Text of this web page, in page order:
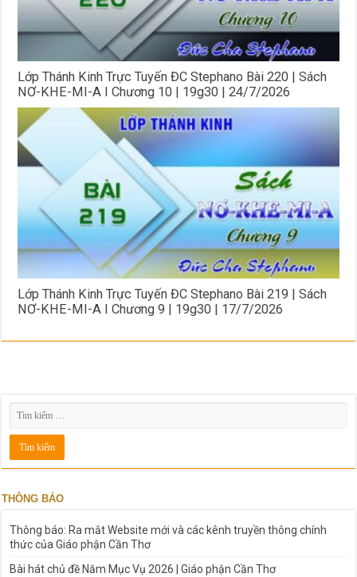
Lớp Thánh Kinh Trực Tuyến ĐC Stephano Bài 220 | Sách
NƠ-KHE-MI-A I Chương 10 | 19g30 | 24/7/2026
Lớp Thánh Kinh Trực Tuyến ĐC Stephano Bài 219 | Sách
NƠ-KHE-MI-A I Chương 9 | 19g30 | 17/7/2026
THÔNG BÁO
Thông báo: Ra mắt Website mới và các kênh truyền thông chính
thức của Giáo phận Cần Thơ
Bài hát chủ đề Năm Mục Vụ 2026 | Giáo phận Cần Thơ